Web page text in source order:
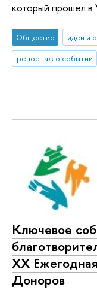
который прошел в
Общество идеи и
репортаж о событии
Ключевое
XX
Доноров